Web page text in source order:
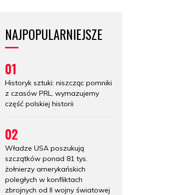
NAJPOPULARNIEJSZE
01
Historyk sztuki: niszcząc pomniki
z czasów PRL, wymazujemy
część polskiej historii
02
Władze USA poszukują
szczątków ponad 81 tys.
żołnierzy amerykańskich
poległych w konfliktach
zbrojnych od II wojny światowej